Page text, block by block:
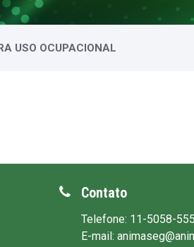
USO OCUPACIONAL
Contato
Telefone: 11-5058-
E-mail: